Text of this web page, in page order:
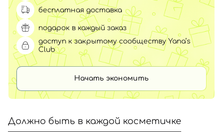
бесплатная доставка
подарок в каждый заказ
доступ к закрытому сообществу Yana’s
Club
Начать экономить
Должно быть в каждой косметичке